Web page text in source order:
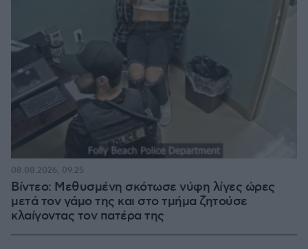
Βίντεο: Μεθυσμένη σκότωσε νύφη λίγες ώρες
μετά τον γάμο της και στο τμήμα ζητούσε
κλαίγοντας τον πατέρα της
08.08.2026, 09:25